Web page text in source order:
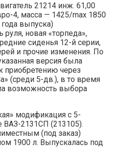
21214 инж. 61,00
4, масса — 1425/max 1850
выпуска)
руля, новая «торпеда»,
сиденья 12-й серии,
и прочие изменения. По
версия была
приобретению через
(среди 5-дв.), в то время
возможность выбора
модификация с 5-
ВАЗ-2131СП (213105).
(под заказ)
1900 л. Выпускалась под